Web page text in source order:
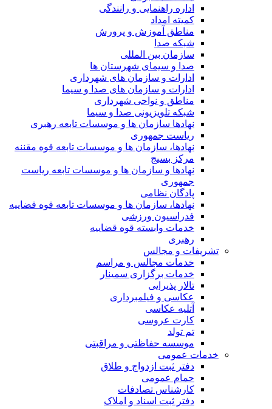
اداره راهنمایی و رانندگی
کمیته امداد
مناطق آموزش و پرورش
شبکه صدا
سازمان بین المللی
صدا و سیمای شهرستان ها
ادارات و سازمان های شهرداری
ادارات و سازمان های صدا و سیما
مناطق و نواحی شهرداری
شبکه تلویزیونی صدا و سیما
نهادها سازمان ها و موسسات تابعه رهبری
ریاست جمهوری
نهادها، سازمان ها و موسسات تابعه قوه مقننه
مرکز بسیج
نهادها و سازمان ها و موسسات تابعه ریاست
جمهوری
پادگان نظامی
نهادها، سازمان ها و موسسات تابعه قوه قضاییه
فدراسیون ورزشی
خدمات وابسته قوه قضاییه
رهبری
تشریفات و مجالس
خدمات مجالس و مراسم
خدمات برگزاری سمینار
تالار پذیرایی
عکاسی و فیلمبرداری
آتلیه عکاسی
کارت عروسی
تم تولد
موسسه حفاظتی و مراقبتی
خدمات عمومی
دفتر ثبت ازدواج و طلاق
حمام عمومی
کارشناس تصادفات
دفتر ثبت اسناد و املاک